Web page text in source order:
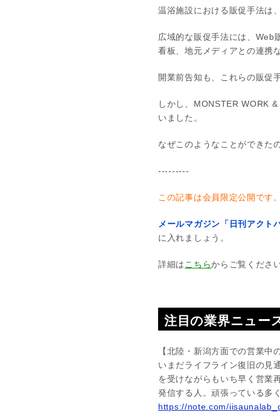
温浴施設における販促手法は
広域的な販促手法には、Web
看板、地元メディアとの連携
開業前告知も、これらの販促
しかし、MONSTER WORK
いました。
なぜこのようなことができた
---------
この記事は会員限定公開です
メールマガジン「日刊アクト
に入れましょう。
詳細は こちらからご覧ください
注目の業界ニュー
【北陸・新潟方面での営業中
いまだライフライン復旧の見
を受けながらもいち早く営業
発信する人。頑張っている多
https://note.com/